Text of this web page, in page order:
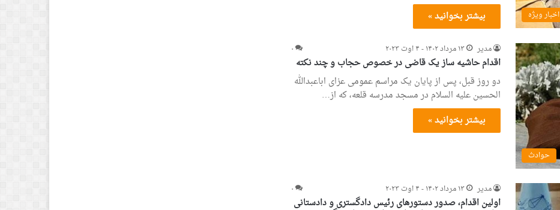
اخبار ویژه
بیشتر بخوانید »
حوادث
مدیر ۱۳ مرداد ۱۴۰۲ - ۴ اوت ۲۰۲۳ ۰
اقدام حاشیه ساز یک قاضی در خصوص حجاب و چند نکته
دو روز قبل، پس از پایان یک مراسم عمومی عزای اباعبدالله
الحسین علیه السلام در مسجد مدرسه قلعه، که از…
بیشتر بخوانید »
مدیر ۱۳ مرداد ۱۴۰۲ - ۴ اوت ۲۰۲۳ ۰
اولین اقدام، صدور دستورهای رئیس دادگستری و دادستانی